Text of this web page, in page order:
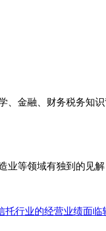
、金融、财务税务知
等领域有独到的见
行业的经营业绩面临